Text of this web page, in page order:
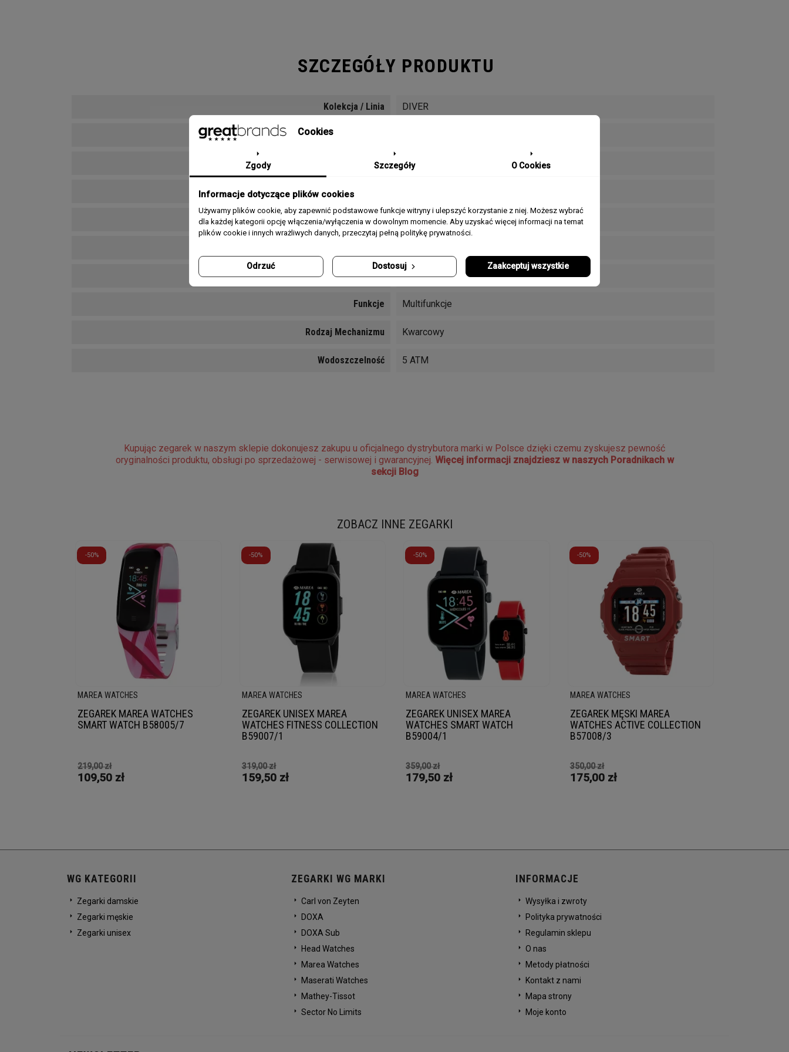
SZCZEGÓŁY PRODUKTU
Kolekcja / Linia DIVER
Kolor Niebieski
Materiał
Pasek/Bransoleta Pasek silikonowy
Typ Szkła Mineralne
Funkcje Multifunkcje
Rodzaj Mechanizmu Kwarcowy
Wodoszczelność 5 ATM
Kupując zegarek w naszym sklepie dokonujesz zakupu u oficjalnego dystrybutora marki w Polsce dzięki czemu zyskujesz pewność
oryginalności produktu, obsługi po sprzedażowej - serwisowej i gwarancyjnej. Więcej informacji znajdziesz w naszych Poradnikach w
sekcji Blog
ZOBACZ INNE ZEGARKI
-50%
MAREA WATCHES
ZEGAREK MAREA WATCHES
SMART WATCH B58005/7
219,00 zł
109,50 zł
-50%
MAREA WATCHES
ZEGAREK UNISEX MAREA
WATCHES FITNESS COLLECTION
B59007/1
319,00 zł
159,50 zł
-50%
MAREA WATCHES
ZEGAREK UNISEX MAREA
WATCHES SMART WATCH
B59004/1
359,00 zł
179,50 zł
-50%
MAREA WATCHES
ZEGAREK MĘSKI MAREA
WATCHES ACTIVE COLLECTION
B57008/3
350,00 zł
175,00 zł
WG KATEGORII
Zegarki damskie
Zegarki męskie
Zegarki unisex
ZEGARKI WG MARKI
Carl von Zeyten
DOXA
DOXA Sub
Head Watches
Marea Watches
Maserati Watches
Mathey-Tissot
Sector No Limits
INFORMACJE
Wysyłka i zwroty
Polityka prywatności
Regulamin sklepu
O nas
Metody płatności
Kontakt z nami
Mapa strony
Moje konto
Cookies
Zgody Szczegóły O Cookies
Informacje dotyczące plików cookies
Używamy plików cookie, aby zapewnić podstawowe funkcje witryny i ulepszyć korzystanie z niej. Możesz wybrać
dla każdej kategorii opcję włączenia/wyłączenia w dowolnym momencie. Aby uzyskać więcej informacji na temat
plików cookie i innych wrażliwych danych, przeczytaj pełną politykę prywatności.
Odrzuć Dostosuj Zaakceptuj wszystkie